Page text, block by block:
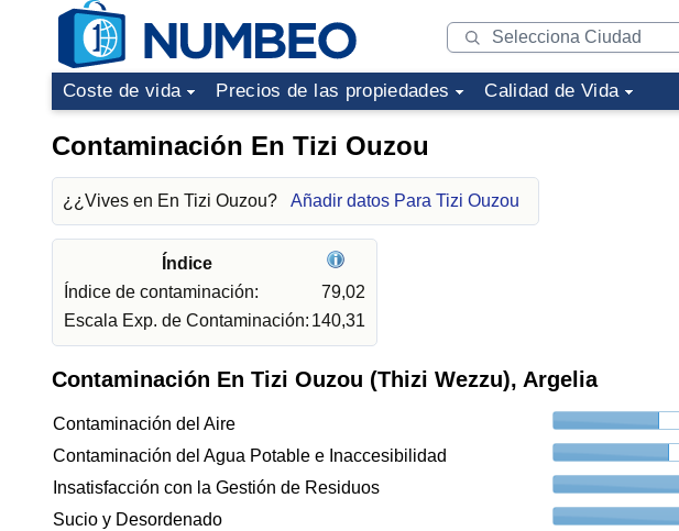
Coste de vida Precios de las propiedades Calidad de Vida
Contaminación En Tizi Ouzou
¿¿Vives en En Tizi Ouzou? Añadir datos Para Tizi Ouzou
Índice
Índice de contaminación:
79,02
Escala Exp. de Contaminación: 140,31
Contaminación En Tizi Ouzou (Thizi Wezzu), Argelia
Contaminación del Aire
Contaminación del Agua Potable e Inaccesibilidad
Insatisfacción con la Gestión de Residuos
Sucio y Desordenado